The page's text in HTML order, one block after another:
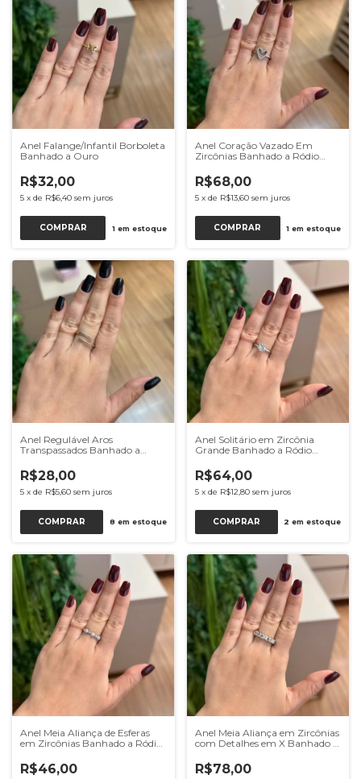
Anel Falange/Infantil Borboleta
Banhado a Ouro
R$32,00
5 x de R$6,40 sem juros
COMPRAR 1em estoque
Anel Coração Vazado Em
Zircônias Banhado a Ródio
R$68,00
5 x de R$13,60 sem juros
COMPRAR 1 em estoque
Anel Regulável Aros
Transpassados Banhado a
R$28,00
5 x de R$5,60 sem juros
8 em estoque
Anel Solitário em Zircônia
Grande Banhado a Ródio
R$64,00
5 x de R$12,80 sem juros
COMPRAR 2 em estoque
Anel Meia Aliança de Esferas
em Zircônias Banhado a Ródio
R$46,00
Anel Meia Aliança em Zircônias
com Detalhes em X Banhado a
R$78,00